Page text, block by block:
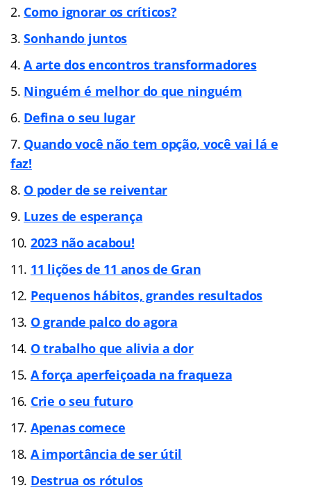
Como ignorar os críticos?
Sonhando juntos
A arte dos encontros transformadores
Ninguém é melhor do que ninguém
Defina o seu lugar
Quando você não tem opção, você vai lá e
faz!
O poder de se reiventar
Luzes de esperança
2023 não acabou!
11 lições de 11 anos de Gran
Pequenos hábitos, grandes resultados
O grande palco do agora
O trabalho que alivia a dor
A força aperfeiçoada na fraqueza
Crie o seu futuro
Apenas comece
A importância de ser útil
Destrua os rótulos